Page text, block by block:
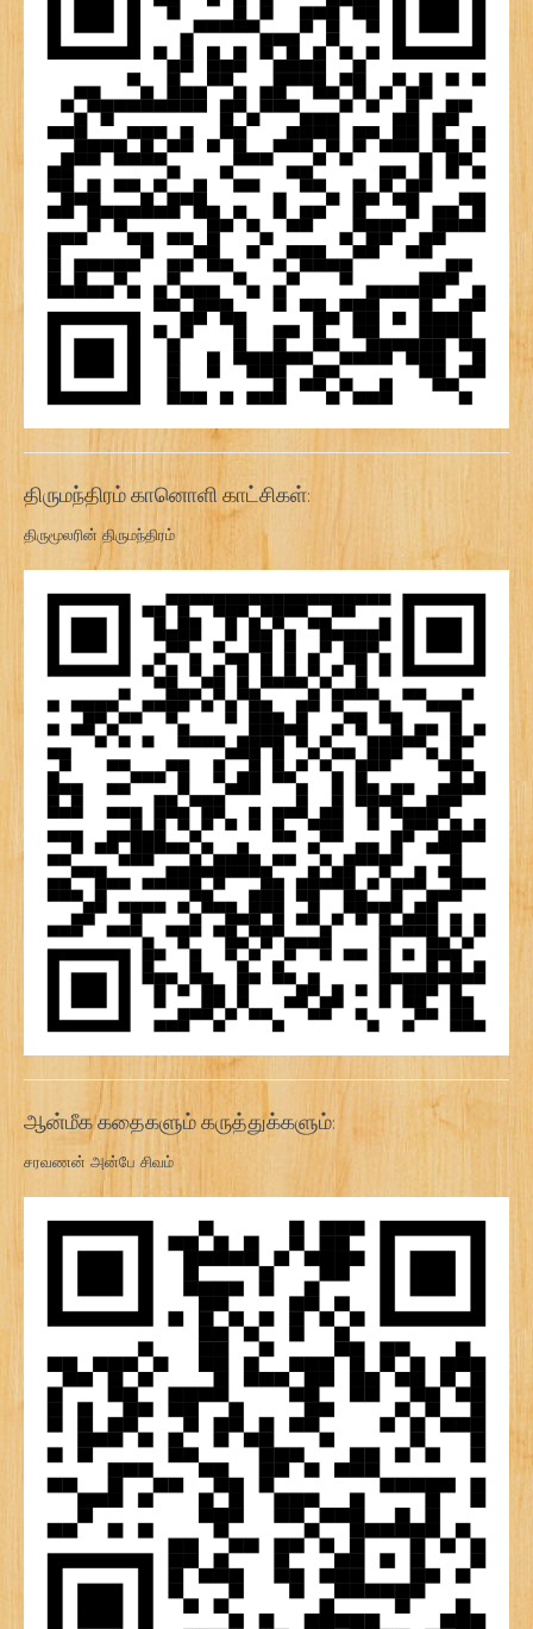
திருமந்திரம் கானொளி காட்சிகள்:
திருமூலரின் திருமந்திரம்
ஆன்மீக கதைகளும் கருத்துக்களும்:
சரவணன் அன்பே சிவம்